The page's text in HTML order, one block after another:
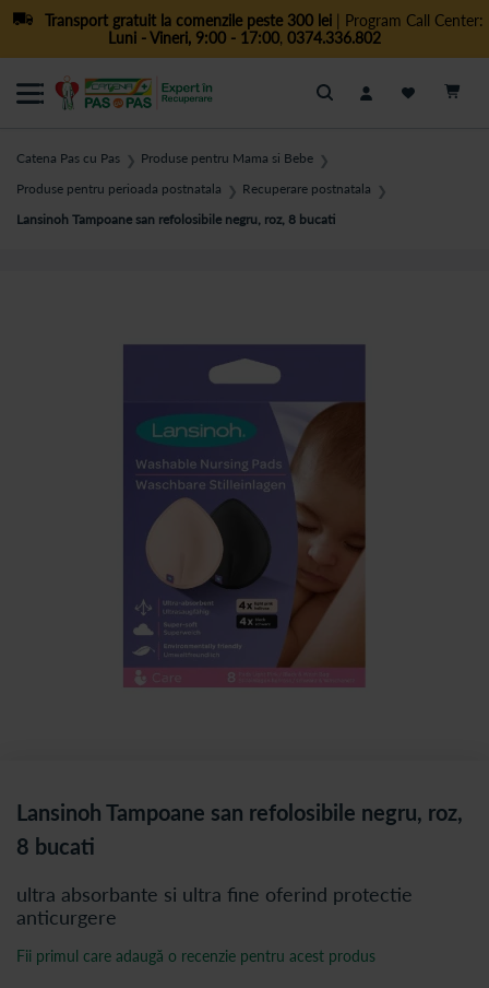
Transport gratuit la comenzile peste 300 lei| Program Call Center:
Luni - Vineri, 9:00 - 17:00, 0374.336.802
Cautare
Catena Pas cu Pas ❯ Produse pentru Mama si Bebe ❯
Produse pentru perioada postnatala ❯ Recuperare postnatala ❯
Lansinoh Tampoane san refolosibile negru, roz, 8 bucati
Lansinoh Tampoane san refolosibile negru, roz,
8 bucati
ultra absorbante si ultra fine oferind protectie
anticurgere
Fii primul care adaugă o recenzie pentru acest produs